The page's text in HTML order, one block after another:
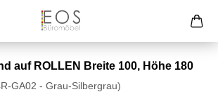
auf ROLLEN Breite 100, Höhe 180
GA02 - Grau-Silbergrau)